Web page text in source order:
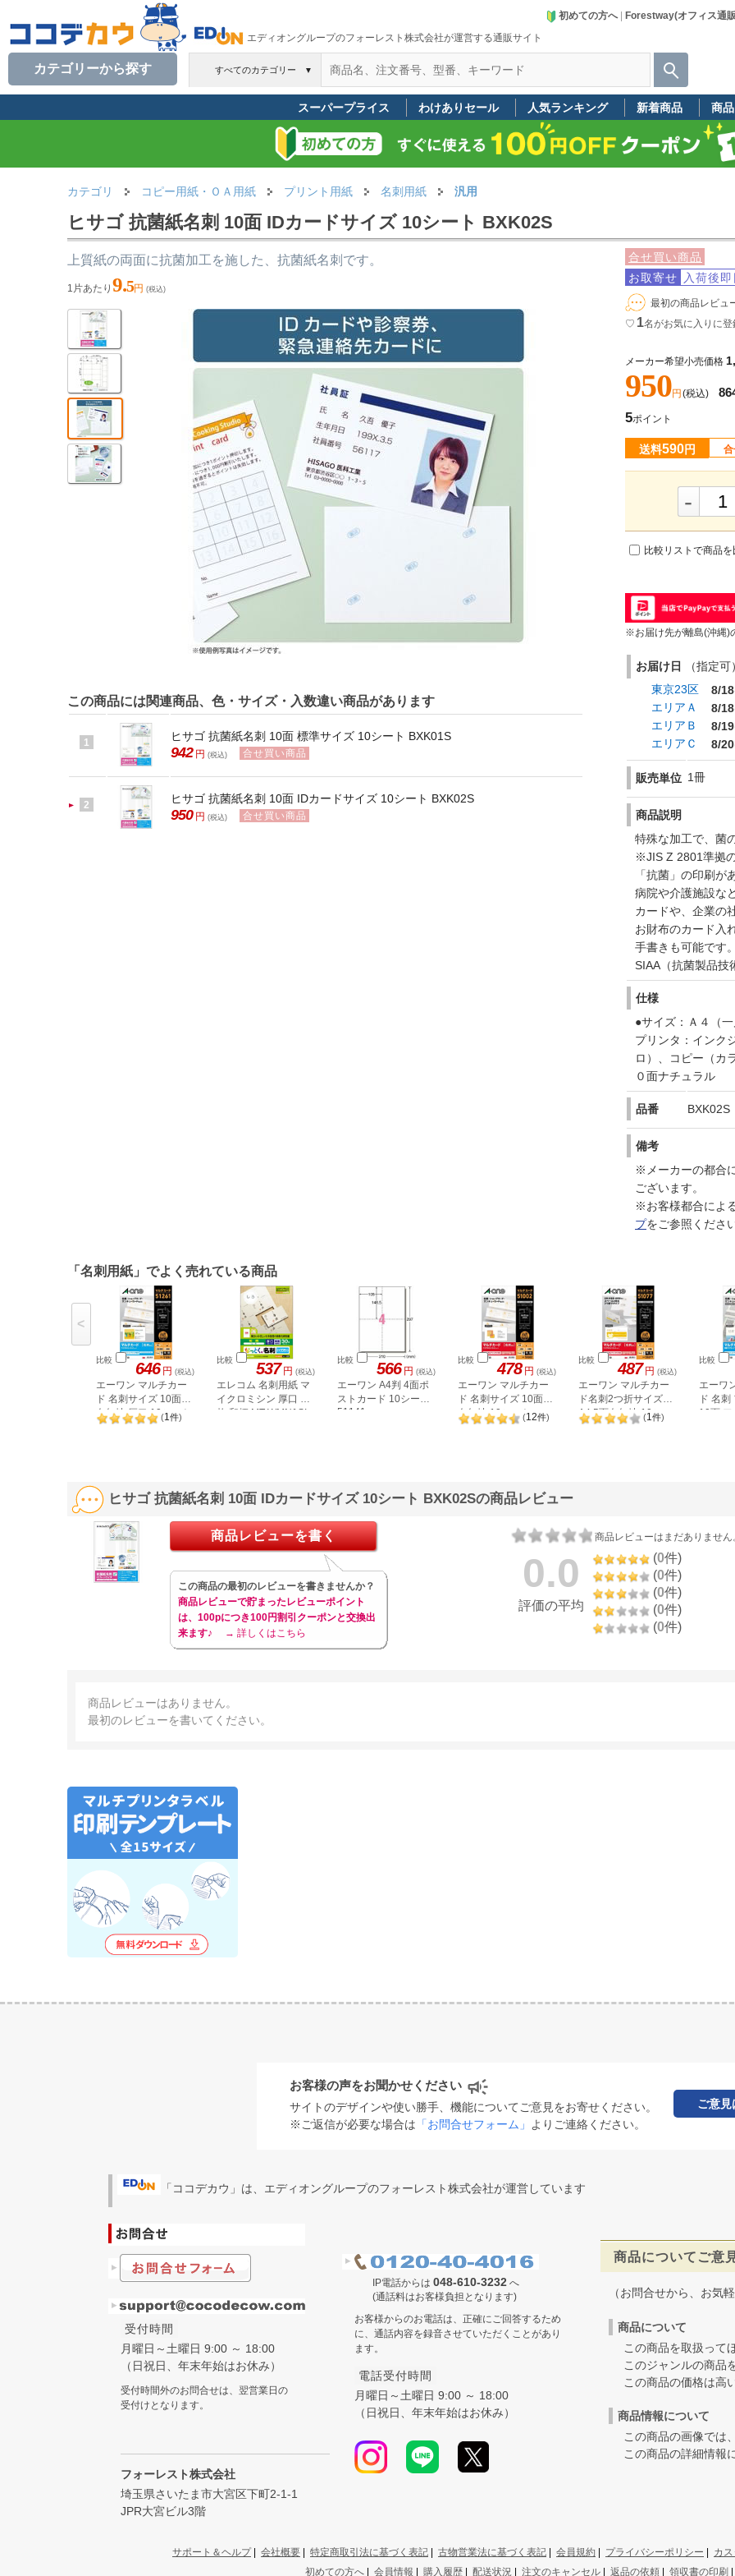
エディオングループのフォーレスト株式会社が運営する通販サイト
初めての方へ| Forestway(オフィス通
すべてのカテゴリー ▼
カテゴリーから探す
スーパープライス わけありセール 人気ランキング 新着商品 商
カテゴリ コピー用紙・ＯＡ用紙 プリント用紙 名刺用紙 汎用
ヒサゴ 抗菌紙名刺 10面 IDカードサイズ 10シート BXK02S
合せ買い商品
お取寄せ
入荷後
最初の商品レビュ
♡ 1名がお気に入りに
メーカー希望小売価格
950円 (税込)
5ポイント
送料590円
-
比較リストで商品
※お届け先が離島(沖縄)
お届け日
（指定
東京23区
8/18
エリアＡ
8/18
エリアＢ
8/19
エリアＣ
8/20
販売単位 1冊
商品説明
特殊な加工で、菌
※JIS Z 2801準拠
「抗菌」の印刷
病院や介護施設な
カードや、企業の
お財布のカード入
手書きも可能です
SIAA（抗菌製品技
仕様
●サイズ：Ａ４（
プリンタ：インク
ロ）、コピー（カ
０面ナチュラル
品番 BXK02S
備考
※メーカーの都合
ございます。
※お客様都合によ
プをご参照くださ
上質紙の両面に抗菌加工を施した、抗菌紙名刺です。
1片あたり 9.5円 (税込)
この商品には関連商品、色・サイズ・入数違い商品があります
1 ヒサゴ 抗菌紙名刺 10面 標準サイズ 10シート BXK01S
942 円 (税込) 合せ買い商品
2 ヒサゴ 抗菌紙名刺 10面 IDカードサイズ 10シート BXK02S
950 円 (税込) 合せ買い商品
「名刺用紙」でよく売れている商品
比較 646 円 (税込)
エーワン マルチカー
ド 名刺サイズ 10面・
白無地 厚口 10シート
51261
(1件)
比較 537 円 (税込)
エレコム 名刺用紙 マ
イクロミシン 厚口 30
枚 和柄 MT-WMN1SI
比較 566 円 (税込)
エーワン A4判 4面ポ
ストカード 10シート
51141
比較 478 円 (税込)
エーワン マルチカー
ド 名刺サイズ 10面・
白無地 10シート
51002
(12件)
比較 487 円 (税込)
エーワン マルチカー
ド名刺2つ折サイズ
A4 5面白無地 10シー
ト 51077
(1件)
比較
エーワ
ド 名
10面
<
ヒサゴ 抗菌紙名刺 10面 IDカードサイズ 10シート BXK02Sの商品レビュー
商品レビューはまだありません
0.0
評価の平均
(0件)
(0件)
(0件)
(0件)
(0件)
商品レビューを書く
この商品の最初のレビューを書きませんか？
商品レビューで貯まったレビューポイント
は、100pにつき100円割引クーポンと交換出
来ます♪
→ 詳しくはこちら
商品レビューはありません。
最初のレビューを書いてください。
お客様の声をお聞かせください
サイトのデザインや使い勝手、機能についてご意見をお寄せください。
※ご返信が必要な場合は 「お問合せフォーム」 よりご連絡ください。
ご意見
「ココデカウ」は、エディオングループのフォーレスト株式会社が運営しています
受付時間
月曜日～土曜日 9:00 ～ 18:00
（日祝日、年末年始はお休み）
受付時間外のお問合せは、翌営業日の
受付けとなります。
フォーレスト株式会社
埼玉県さいたま市大宮区下町2-1-1
JPR大宮ビル3階
IP電話からは 048-610-3232 へ
(通話料はお客様負担となります)
お客様からのお電話は、正確にご回答するため
に、通話内容を録音させていただくことがあり
ます。
電話受付時間
月曜日～土曜日 9:00 ～ 18:00
（日祝日、年末年始はお休み）
商品についてご意
（お問合せから、お気
商品について
この商品を取扱って
このジャンルの商品
この商品の価格は高
商品情報について
この商品の画像では
この商品の詳細情報
サポート＆ヘルプ| 会社概要 | 特定商取引法に基づく表記 | 古物営業法に基づく表記 | 会員規約 | プライバシーポリシー | カ
初めての方へ | 会員情報 | 購入履歴 | 配送状況 | 注文のキャンセル | 返品の依頼 | 領収書の印刷